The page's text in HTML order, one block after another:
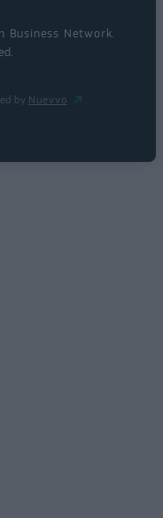
Business Network.
by Nuevvo